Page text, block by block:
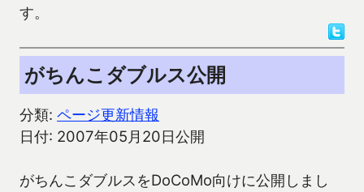
す。
がちんこダブルス公開
分類: ページ更新情報
日付: 2007年05月20日公開
がちんこダブルスをDoCoMo向けに公開しまし